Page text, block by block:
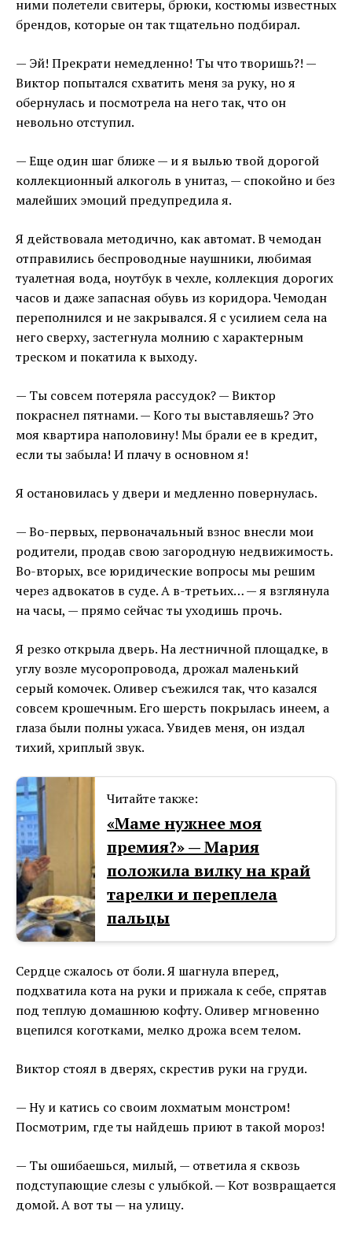
ними полетели свитеры, брюки, костюмы известных
брендов, которые он так тщательно подбирал.
— Эй! Прекрати немедленно! Ты что творишь?! —
Виктор попытался схватить меня за руку, но я
обернулась и посмотрела на него так, что он
невольно отступил.
— Еще один шаг ближе — и я вылью твой дорогой
коллекционный алкоголь в унитаз, — спокойно и без
малейших эмоций предупредила я.
Я действовала методично, как автомат. В чемодан
отправились беспроводные наушники, любимая
туалетная вода, ноутбук в чехле, коллекция дорогих
часов и даже запасная обувь из коридора. Чемодан
переполнился и не закрывался. Я с усилием села на
него сверху, застегнула молнию с характерным
треском и покатила к выходу.
— Ты совсем потеряла рассудок? — Виктор
покраснел пятнами. — Кого ты выставляешь? Это
моя квартира наполовину! Мы брали ее в кредит,
если ты забыла! И плачу в основном я!
Я остановилась у двери и медленно повернулась.
— Во-первых, первоначальный взнос внесли мои
родители, продав свою загородную недвижимость.
Во-вторых, все юридические вопросы мы решим
через адвокатов в суде. А в-третьих… — я взглянула
на часы, — прямо сейчас ты уходишь прочь.
Я резко открыла дверь. На лестничной площадке, в
углу возле мусоропровода, дрожал маленький
серый комочек. Оливер съежился так, что казался
совсем крошечным. Его шерсть покрылась инеем, а
глаза были полны ужаса. Увидев меня, он издал
тихий, хриплый звук.
Читайте также:
«Маме нужнее моя
премия?» — Мария
положила вилку на край
тарелки и переплела
пальцы
Сердце сжалось от боли. Я шагнула вперед,
подхватила кота на руки и прижала к себе, спрятав
под теплую домашнюю кофту. Оливер мгновенно
вцепился коготками, мелко дрожа всем телом.
Виктор стоял в дверях, скрестив руки на груди.
— Ну и катись со своим лохматым монстром!
Посмотрим, где ты найдешь приют в такой мороз!
— Ты ошибаешься, милый, — ответила я сквозь
подступающие слезы с улыбкой. — Кот возвращается
домой. А вот ты — на улицу.